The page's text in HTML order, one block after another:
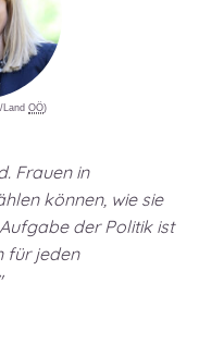
Land OÖ)
Frauen in
können, wie sie
der Politik ist
für jeden